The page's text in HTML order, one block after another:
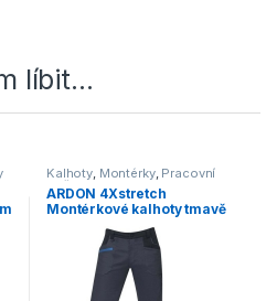
líbit…
Kalhoty, Montérky, Pracovní
oděvy
ARDON 4Xstretch
Montérkové kalhoty tmavě